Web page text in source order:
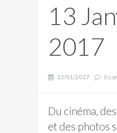
13
2017
13/01/2017 0
Du cinéma,
et des photos